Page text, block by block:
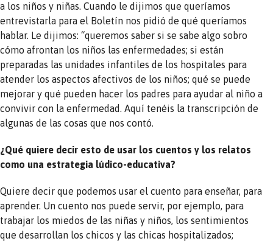
a los niños y niñas. Cuando le dijimos que queríamos
entrevistarla para el Boletín nos pidió de qué queríamos
hablar. Le dijimos: “queremos saber si se sabe algo sobro
cómo afrontan los niños las enfermedades; si están
preparadas las unidades infantiles de los hospitales para
atender los aspectos afectivos de los niños; qué se puede
mejorar y qué pueden hacer los padres para ayudar al niño a
convivir con la enfermedad. Aquí tenéis la transcripción de
algunas de las cosas que nos contó.
¿Qué quiere decir esto de usar los cuentos y los relatos
como una estrategia lúdico-educativa?
Quiere decir que podemos usar el cuento para enseñar, para
aprender. Un cuento nos puede servir, por ejemplo, para
trabajar los miedos de las niñas y niños, los sentimientos
que desarrollan los chicos y las chicas hospitalizados;